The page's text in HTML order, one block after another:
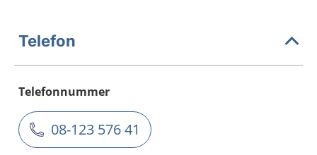
Telefon
Telefonnummer
08-123 576 41